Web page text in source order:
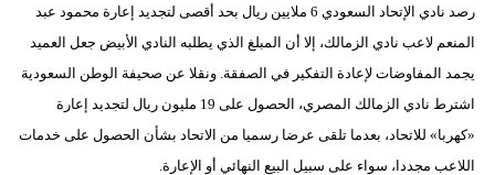
علوم
وتكنولوجيا
مدوَّنات
رصد نادي الإتحاد السعودي 6 ملايين ريال بحد أقصى لتجديد إعارة محمود عبد
المنعم لاعب نادي الزمالك، إلا أن المبلغ الذي يطلبه النادي الأبيض جعل العميد
يجمد المفاوضات لإعادة التفكير في الصفقة. ونقلا عن صحيفة الوطن السعودية
اشترط نادي الزمالك المصري، الحصول على 19 مليون ريال لتجديد إعارة
«كهربا» للاتحاد، بعدما تلقى عرضا رسميا من الاتحاد بشأن الحصول على خدمات
اللاعب مجددا، سواء على سبيل البيع النهائي أو الإعارة.